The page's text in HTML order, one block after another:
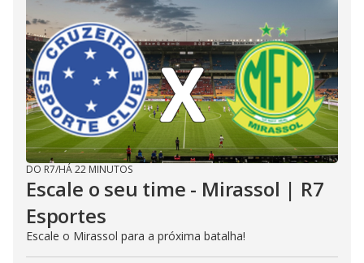
DO R7/HÁ 22 MINUTOS
Escale o seu time - Mirassol | R7
Esportes
Escale o Mirassol para a próxima batalha!